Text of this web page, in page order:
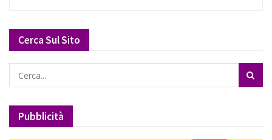
Cerca Sul Sito
Pubblicità